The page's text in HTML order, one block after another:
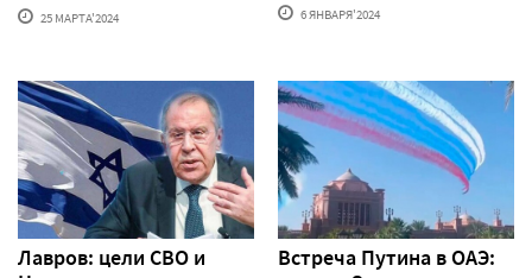
25 МАРТА'2024 6 ЯНВАРЯ'2024
Лавров: цели СВО и
Встреча Путина в ОАЭ: